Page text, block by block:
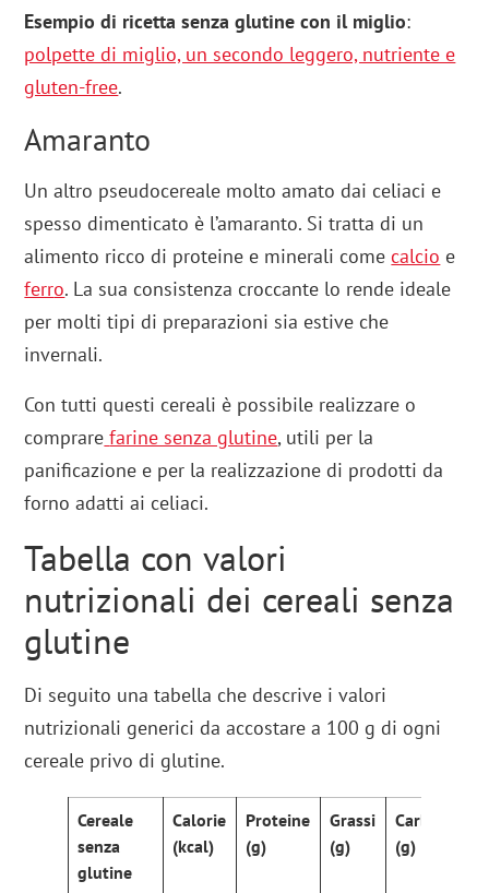
Esempio di ricetta senza glutine con il miglio:
polpette di miglio, un secondo leggero, nutriente e
gluten-free.
Amaranto
Un altro pseudocereale molto amato dai celiaci e
spesso dimenticato è l’amaranto. Si tratta di un
alimento ricco di proteine e minerali comecalcio e
ferro. La sua consistenza croccante lo rende ideale
per molti tipi di preparazioni sia estive che
invernali.
Con tutti questi cereali è possibile realizzare o
comprare farine senza glutine, utili per la
panificazione e per la realizzazione di prodotti da
forno adatti ai celiaci.
Tabella con valori
nutrizionali dei cereali senza
glutine
Di seguito una tabella che descrive i valori
nutrizionali generici da accostare a 100 g di ogni
cereale privo di glutine.
Cereale
senza
glutine
Calorie
(kcal)
Proteine
(g)
Grassi
(g)
Carboidrati
(g)